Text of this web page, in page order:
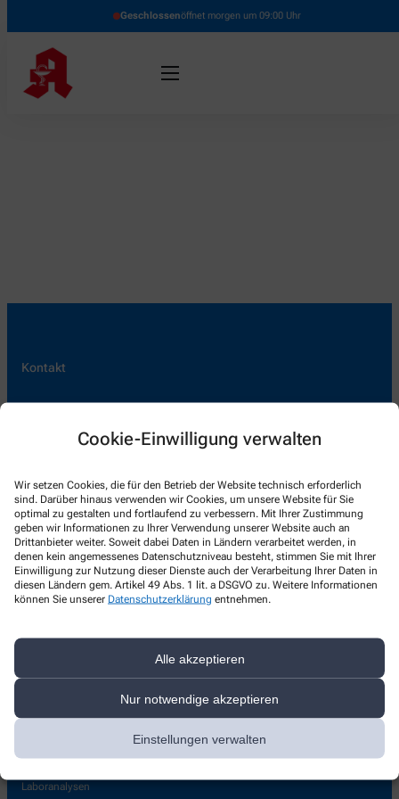
Cookie-Einwilligung verwalten
Wir setzen Cookies, die für den Betrieb der Website technisch erforderlich
sind. Darüber hinaus verwenden wir Cookies, um unsere Website für Sie
optimal zu gestalten und fortlaufend zu verbessern. Mit Ihrer Zustimmung
geben wir Informationen zu Ihrer Verwendung unserer Website auch an
Drittanbieter weiter. Soweit dabei Daten in Ländern verarbeitet werden, in
denen kein angemessenes Datenschutzniveau besteht, stimmen Sie mit Ihrer
Einwilligung zur Nutzung dieser Dienste auch der Verarbeitung Ihrer Daten in
diesen Ländern gem. Artikel 49 Abs. 1 lit. a DSGVO zu. Weitere Informationen
können Sie unserer Datenschutzerklärung entnehmen.
Alle akzeptieren
Nur notwendige akzeptieren
Einstellungen verwalten
Geschlossenöffnet morgen um 09:00 Uhr
Kontakt
Am Oelpfad 5-7,44263 Dortmund
+49-231/4272656
+49-231431690
info@apo-aesculap.de
Unsere Leistungen
Inhalative Arzneimittel
Laboranalysen